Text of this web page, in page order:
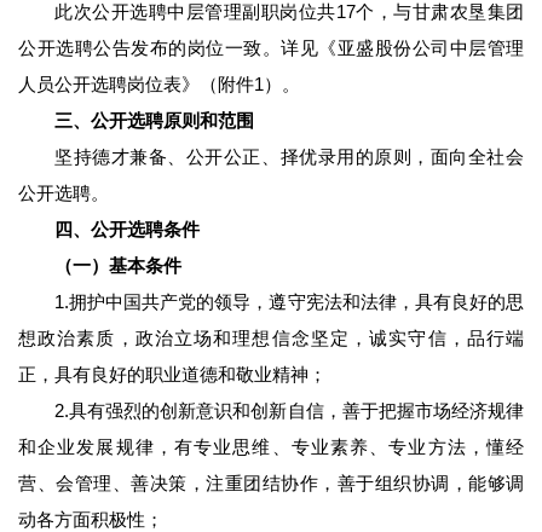
此次公开选聘中层管理副职岗位共17个，与甘肃农垦集团
公开选聘公告发布的岗位一致。详见《亚盛股份公司中层管理
人员公开选聘岗位表》（附件1）。
三、公开选聘原则和范围
坚持德才兼备、公开公正、择优录用的原则，面向全社会
公开选聘。
四、公开选聘条件
（一）基本条件
1.拥护中国共产党的领导，遵守宪法和法律，具有良好的思
想政治素质，政治立场和理想信念坚定，诚实守信，品行端
正，具有良好的职业道德和敬业精神；
2.具有强烈的创新意识和创新自信，善于把握市场经济规律
和企业发展规律，有专业思维、专业素养、专业方法，懂经
营、会管理、善决策，注重团结协作，善于组织协调，能够调
动各方面积极性；